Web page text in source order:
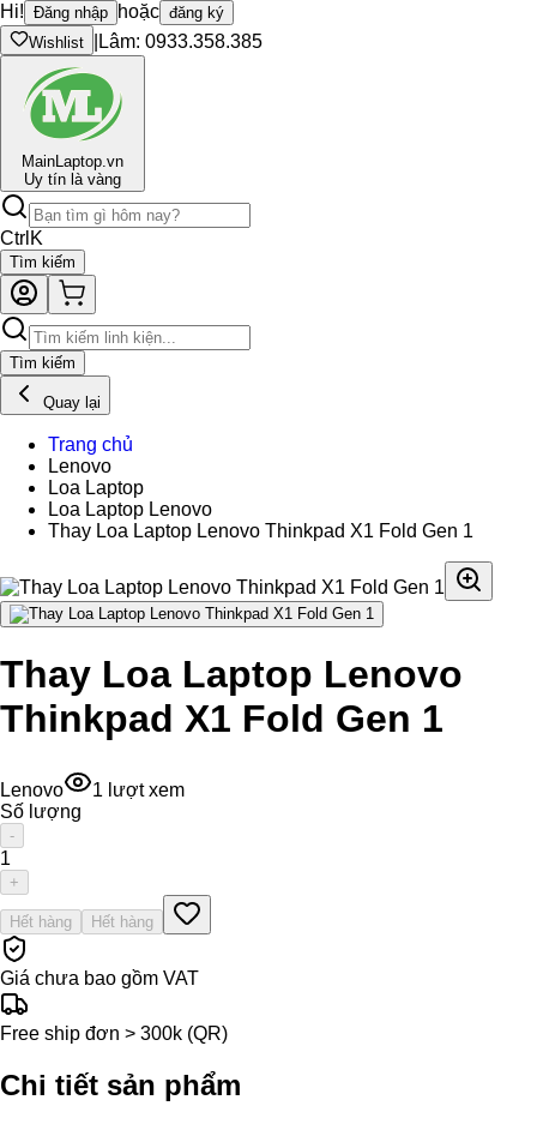
Hi! Đăng nhập hoặc đăng ký
Wishlist
Lâm: 0933.358.385
MainLaptop.vn
Uy tín là vàng
Ctrl K
Tìm kiếm
Tìm kiếm
Quay lại
Trang chủ
Lenovo
Loa Laptop
Loa Laptop Lenovo
Thay Loa Laptop Lenovo Thinkpad X1 Fold Gen 1
Thay Loa Laptop Lenovo
Thinkpad X1 Fold Gen 1
Lenovo 1 lượt xem
Số lượng
-
1
+
Hết hàng Hết hàng
Giá chưa bao gồm VAT
Free ship đơn > 300k (QR)
Chi tiết sản phẩm